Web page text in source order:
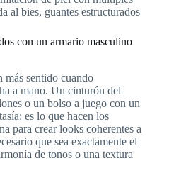
al bies, guantes estructurados
con un armario masculino
más sentido cuando
a mano. Un cinturón del
o un bolso a juego con un
es lo que hacen los
para crear looks coherentes a
que sea exactamente el
de tonos o una textura